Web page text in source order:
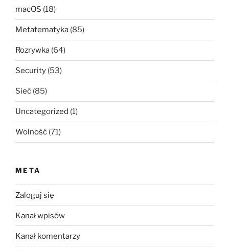
macOS (18)
Metatematyka (85)
Rozrywka (64)
Security (53)
Sieć (85)
Uncategorized (1)
Wolność (71)
META
Zaloguj się
Kanał wpisów
Kanał komentarzy